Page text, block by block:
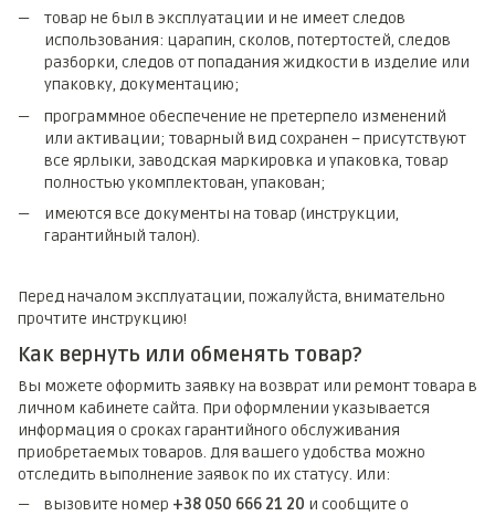
товар не был в эксплуатации и не имеет следов
использования: царапин, сколов, потертостей, следов
разборки, следов от попадания жидкости в изделие или
упаковку, документацию;
программное обеспечение не претерпело изменений
или активации; товарный вид сохранен – присутствуют
все ярлыки, заводская маркировка и упаковка, товар
полностью укомплектован, упакован;
имеются все документы на товар (инструкции,
гарантийный талон).
Перед началом эксплуатации, пожалуйста, внимательно
прочтите инструкцию!
Как вернуть или обменять товар?
Вы можете оформить заявку на возврат или ремонт товара в
личном кабинете сайта. При оформлении указывается
информация о сроках гарантийного обслуживания
приобретаемых товаров. Для вашего удобства можно
отследить выполнение заявок по их статусу. Или:
вызовите номер +38 050 666 21 20 и сообщите о